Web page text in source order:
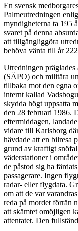
En svensk
Palmeutredningen
myndigheterna ta 195
svaret på denna
att tillgängliggöra
behöva vänta till år
Utredningen präglades
(SÄPO) och militära
tillbaka mot den egna
internt kallad
skydda högt uppsatta
den 28 februari 1986.
eftermiddagen,
vidare till Karlsborg
hävdade att en bilresa
grund av kraftigt
väderstationer i
de påstod sig ha
passagerare. Ingen
radar- eller flygdata.
om att de var
reda på mordet förrän
att skämtet omöjligen
attentatet. Den